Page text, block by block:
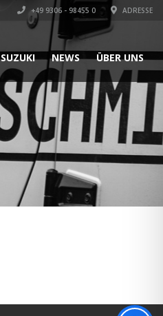
+49 9306 - 98455 0 ADRESSE
SUZUKI NEWS ÜBER UNS